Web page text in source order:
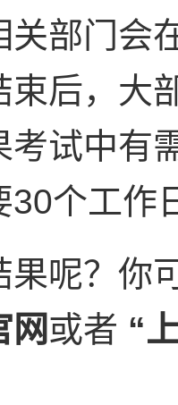
关部门会
束后，大
考试中有
30个工作
果呢？你
网或者 “